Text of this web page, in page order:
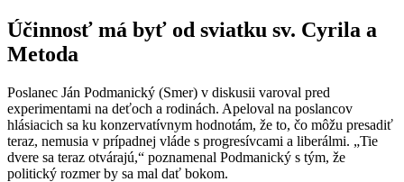
Účinnosť má byť od sviatku sv. Cyrila a
Metoda
Poslanec Ján Podmanický (Smer) v diskusii varoval pred
experimentami na deťoch a rodinách. Apeloval na poslancov
hlásiacich sa ku konzervatívnym hodnotám, že to, čo môžu presadiť
teraz, nemusia v prípadnej vláde s progresívcami a liberálmi. „Tie
dvere sa teraz otvárajú,“ poznamenal Podmanický s tým, že
politický rozmer by sa mal dať bokom.